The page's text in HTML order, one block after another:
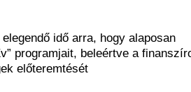
idő arra, hogy alaposan
programjait, beleértve a
előteremtését